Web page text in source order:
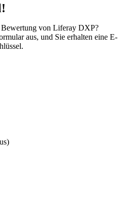
von Liferay DXP?
aus, und Sie erhalten eine E-